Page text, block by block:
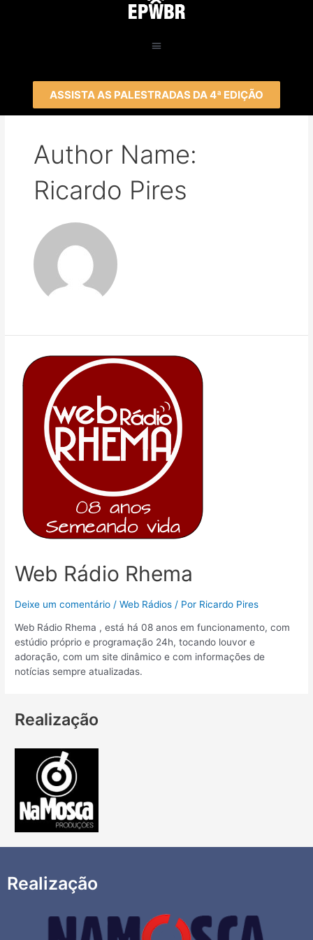
ASSISTA AS PALESTRADAS DA 4ª EDIÇÃO
Author Name:
Ricardo Pires
Web Rádio Rhema
Deixe um comentário /Web Rádios / Por Ricardo Pires
Web Rádio Rhema , está há 08 anos em funcionamento, com
estúdio próprio e programação 24h, tocando louvor e
adoração, com um site dinâmico e com informações de
notícias sempre atualizadas.
Realização
Realização